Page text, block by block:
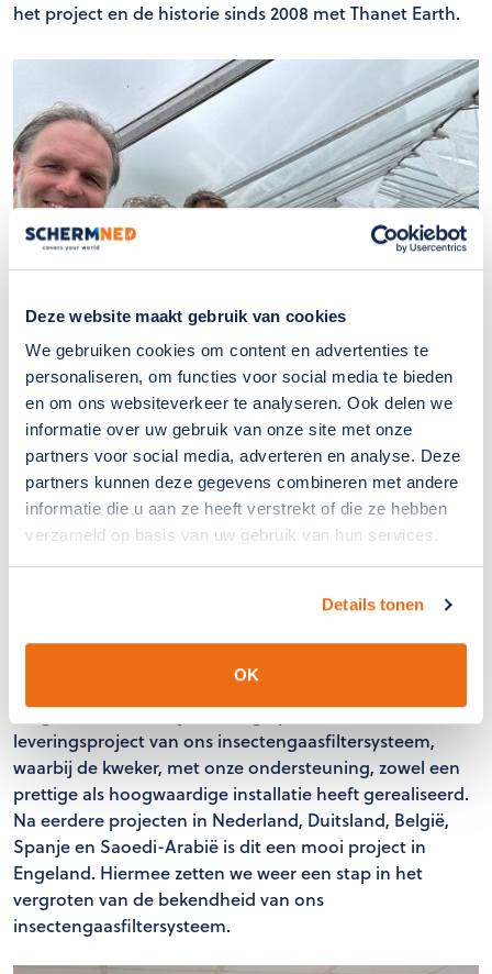
Deze website maakt gebruik van cookies
We gebruiken cookies om content en advertenties te
personaliseren, om functies voor social media te bieden
en om ons websiteverkeer te analyseren. Ook delen we
informatie over uw gebruik van onze site met onze
partners voor social media, adverteren en analyse. Deze
partners kunnen deze gegevens combineren met andere
informatie die u aan ze heeft verstrekt of die ze hebben
verzameld op basis van uw gebruik van hun services.
Details tonen
OK
het project en de historie sinds 2008 met Thanet Earth.
Eerste ervaringen uit de praktijk
Het systeem is recent geïnstalleerd, waardoor het nog te
vroeg in het seizoen is om definitieve conclusies te
het systeem volgens de teler bij aan het reduceren van
toegepast om vlinders en rupsen, wantsen, luis en witte
vlieg te weren. We kijken terug op een mooi
leveringsproject van ons insectengaasfiltersysteem,
waarbij de kweker, met onze ondersteuning, zowel een
prettige als hoogwaardige installatie heeft gerealiseerd.
Na eerdere projecten in Nederland, Duitsland, België,
Spanje en Saoedi-Arabië is dit een mooi project in
Engeland. Hiermee zetten we weer een stap in het
vergroten van de bekendheid van ons
insectengaasfiltersysteem.